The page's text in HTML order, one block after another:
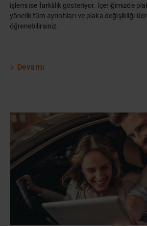
işlemi ise farklılık gösteriyor. İçeriğimizde
yönelik tüm ayrıntıları ve plaka değişikliği
öğrenebilirsiniz.
Devamı